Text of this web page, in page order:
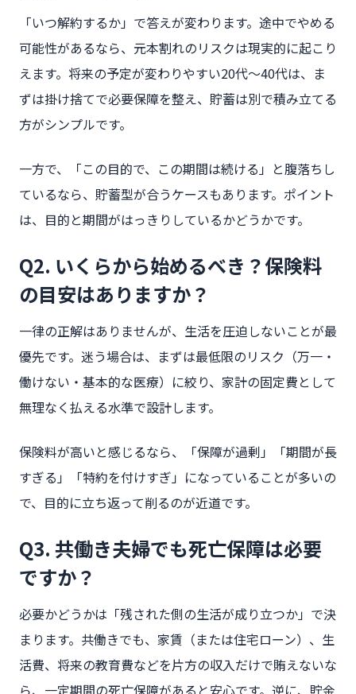
「いつ解約するか」で答えが変わります。途中でやめる
可能性があるなら、元本割れのリスクは現実的に起こり
えます。将来の予定が変わりやすい20代〜40代は、ま
ずは掛け捨てで必要保障を整え、貯蓄は別で積み立てる
方がシンプルです。
一方で、「この目的で、この期間は続ける」と腹落ちし
ているなら、貯蓄型が合うケースもあります。ポイント
は、目的と期間がはっきりしているかどうかです。
Q2. いくらから始めるべき？保険料
の目安はありますか？
一律の正解はありませんが、生活を圧迫しないことが最
優先です。迷う場合は、まずは最低限のリスク（万一・
働けない・基本的な医療）に絞り、家計の固定費として
無理なく払える水準で設計します。
保険料が高いと感じるなら、「保障が過剰」「期間が長
すぎる」「特約を付けすぎ」になっていることが多いの
で、目的に立ち返って削るのが近道です。
Q3. 共働き夫婦でも死亡保障は必要
ですか？
必要かどうかは「残された側の生活が成り立つか」で決
まります。共働きでも、家賃（または住宅ローン）、生
活費、将来の教育費などを片方の収入だけで賄えないな
ら、一定期間の死亡保障があると安心です。逆に、貯金